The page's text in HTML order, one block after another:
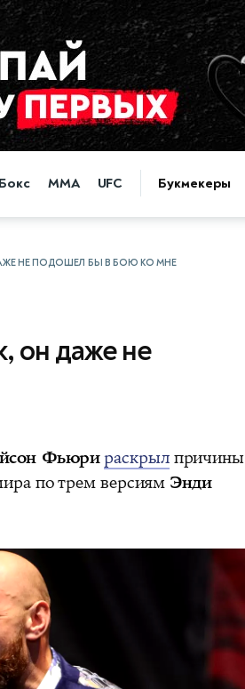
Бокс MMA UFC Букмекеры
НЕ ПОДОШЕЛ БЫ В БОЮ КО МНЕ
он даже не
Фьюрираскрылпричины
по трем версиям Энди